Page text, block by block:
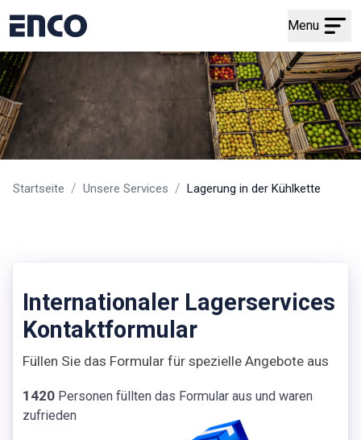
Menu
Startseite / Unsere Services / Lagerung in der Kühlkette
Internationaler Lagerservices
Kontaktformular
Füllen Sie das Formular für spezielle Angebote aus
1420 Personen füllten das Formular aus und waren
zufrieden